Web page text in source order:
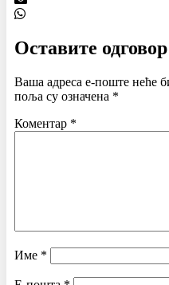
Оставите одговор
Ваша адреса е-поште неће
поља су означена *
Коментар *
Име *